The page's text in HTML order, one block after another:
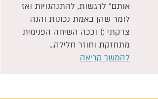
אותם" לרגשות, להתנהגויות ואז
לומר שהן באמת נכונות והנה
צדקתי :) וככה השיחה הפנימית
מתחזקת וחוזר חלילה...
להמשך קריאה